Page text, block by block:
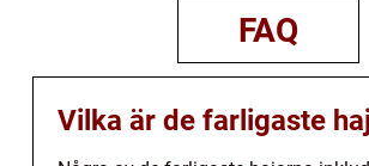
FAQ
Vilka är de farligaste